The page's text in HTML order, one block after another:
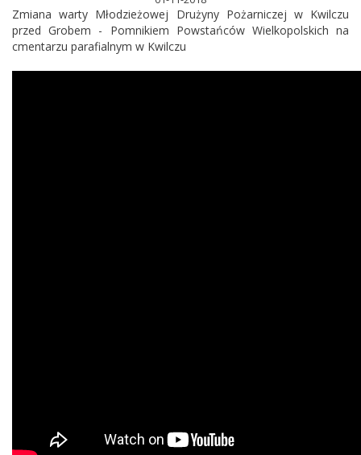
Zmiana warty Młodzieżowej Drużyny Pożarniczej w Kwilczu
przed Grobem - Pomnikiem Powstańców Wielkopolskich na
cmentarzu parafialnym w Kwilczu